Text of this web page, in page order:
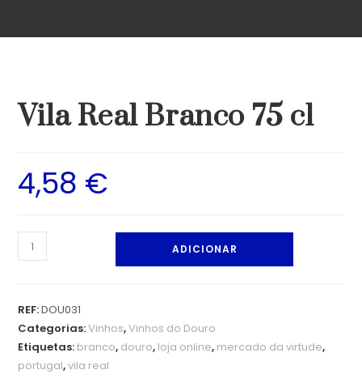
Vila Real Branco 75 cl
4,58 €
ADICIONAR
REF:DOU031
Categorias:Vinhos,Vinhos do Douro
Etiquetas: branco, douro, loja online, mercado da virtude,
portugal,vila real